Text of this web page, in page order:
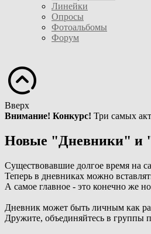
Линейки
Опросы
Фотоальбомы
Форум
Вверх
Внимание! Конкурс! Три самых
Новые "Дневники" и
Существовавшие долгое время на
Теперь в дневниках можно
А самое главное - это конечно же
Дневник может быть личным как
Дружите, объединяйтесь в группы